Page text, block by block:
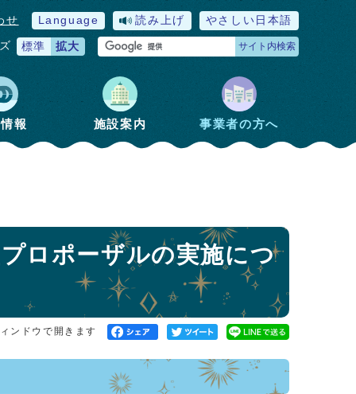
せ Language 読み上げ やさしい日本語
標準 拡大 サイト内検索
報 施設案内 事業者の方へ
ロポーザルの実施につ
ンドウで開きます